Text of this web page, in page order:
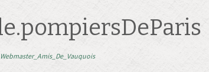
Webmaster_Amis_De_Vauquois